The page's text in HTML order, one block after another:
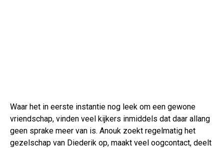
Waar het in eerste instantie nog leek om een gewone
vriendschap, vinden veel kijkers inmiddels dat daar allang
geen sprake meer van is. Anouk zoekt regelmatig het
gezelschap van Diederik op, maakt veel oogcontact, deelt